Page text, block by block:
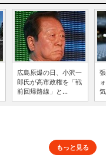
広島原爆の日、小沢一
郎氏が高市政権を「戦
前回帰路線」と...
もっと見る